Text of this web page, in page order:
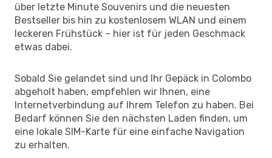
über letzte Minute Souvenirs und die neuesten
Bestseller bis hin zu kostenlosem WLAN und einem
leckeren Frühstück – hier ist für jeden Geschmack
etwas dabei.
Sobald Sie gelandet sind und Ihr Gepäck in Colombo
abgeholt haben, empfehlen wir Ihnen, eine
Internetverbindung auf Ihrem Telefon zu haben. Bei
Bedarf können Sie den nächsten Laden finden, um
eine lokale SIM-Karte für eine einfache Navigation
zu erhalten.